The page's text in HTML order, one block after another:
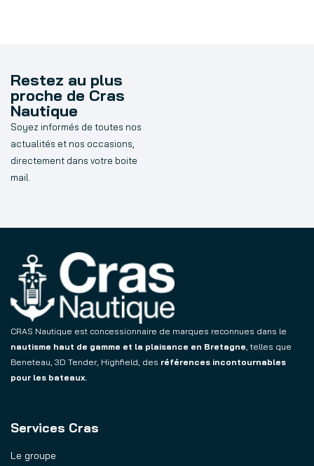
Restez au plus
proche de Cras
Nautique
Soyez informés de toutes nos
actualités et nos occasions,
directement dans votre boite
mail.
CRAS Nautique est concessionnaire de marques reconnues dans le
nautisme haut de gamme et la plaisance en Bretagne, telles que
Beneteau, 3D Tender, Highfield, des références incontournables
pour les bateaux.
Services Cras
Le groupe